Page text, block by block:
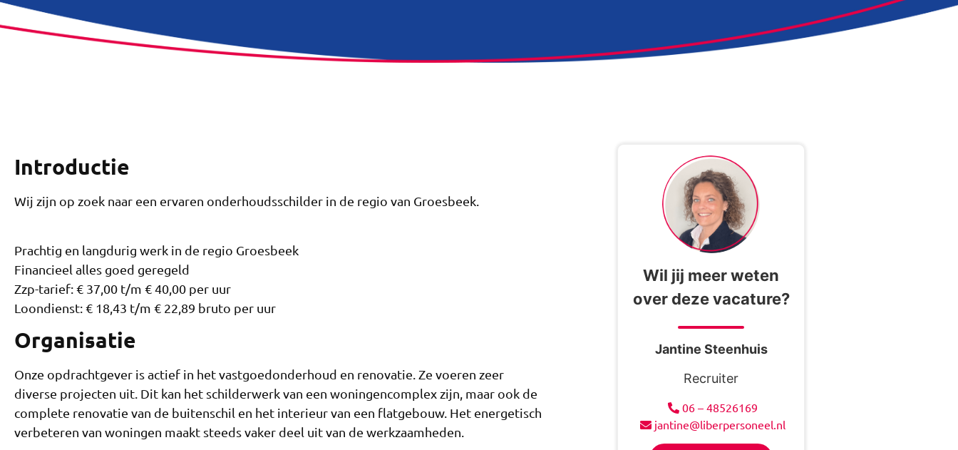
Introductie
Wij zijn op zoek naar een ervaren onderhoudsschilder in de regio van Groesbeek.
Prachtig en langdurig werk in de regio Groesbeek
Financieel alles goed geregeld
Zzp-tarief: € 37,00 t/m € 40,00 per uur
Loondienst: € 18,43 t/m € 22,89 bruto per uur
Organisatie
Onze opdrachtgever is actief in het vastgoedonderhoud en renovatie. Ze voeren zeer
diverse projecten uit. Dit kan het schilderwerk van een woningencomplex zijn, maar ook de
complete renovatie van de buitenschil en het interieur van een flatgebouw. Het energetisch
verbeteren van woningen maakt steeds vaker deel uit van de werkzaamheden.
Wil jij meer weten
over deze vacature?
Jantine Steenhuis
Recruiter
06 – 48526169
jantine@liberpersoneel.nl